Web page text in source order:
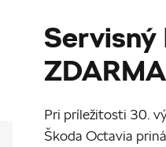
Servisný
ZDARMA
Pri príležitosti 30.
Škoda Octavia